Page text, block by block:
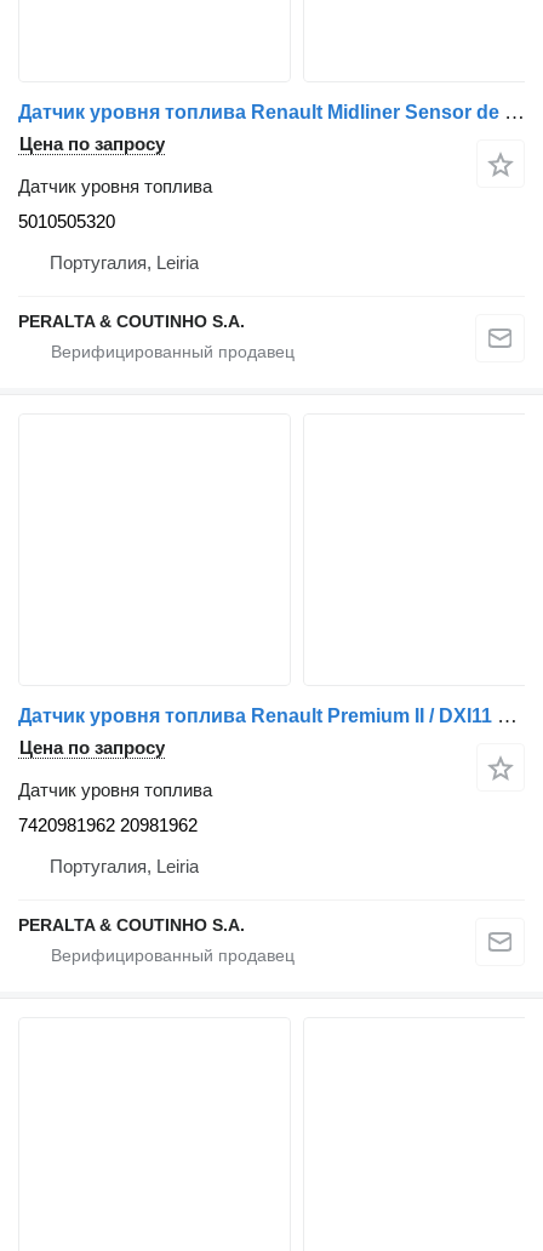
Датчик уровня топлива Renault Midliner Sensor de Nível de Combustível Premium 5010505320 для тягача Renault Magnum
Цена по запросу
Датчик уровня топлива
5010505320
Португалия, Leiria
PERALTA & COUTINHO S.A.
Датчик уровня топлива Renault Premium II / DXI11 Sensor de Nível de Combustível DXI 7420981962 для грузовика Renault Premium
Цена по запросу
Датчик уровня топлива
7420981962 20981962
Португалия, Leiria
PERALTA & COUTINHO S.A.